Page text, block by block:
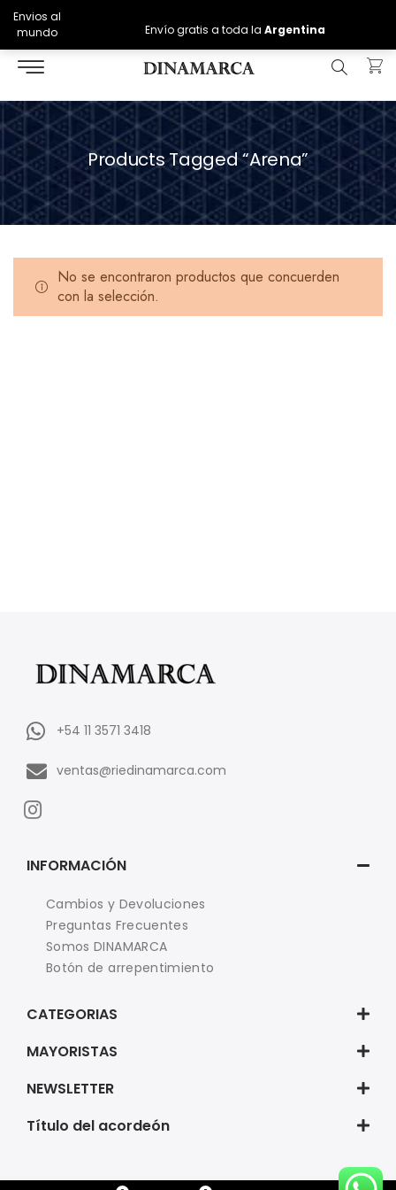
Envios al
mundo
Envío gratis a toda la Argentina
Products Tagged “arena”
No se encontraron productos que concuerden
con la selección.
+54 11 3571 3418
ventas@riedinamarca.com
INFORMACIÓN
Cambios y Devoluciones
Preguntas Frecuentes
Somos DINAMARCA
Botón de arrepentimiento
CATEGORIAS
MAYORISTAS
NEWSLETTER
Título del acordeón